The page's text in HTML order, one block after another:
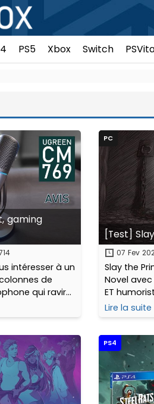
PS5 Xbox Switch
gaming
intéresser à un
de
qui ravira
chat
les
PC
[Test]
07 Fev
Slay the
Novel
ET
petite
vous-vous
Lire la suite
PS4